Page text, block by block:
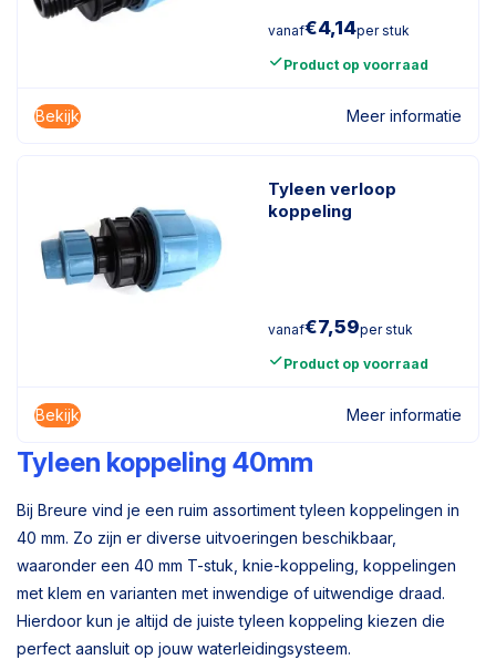
vanaf€4,14per stuk
Product op voorraad
Bekijk Meer informatie
Tyleen verloop
koppeling
vanaf€7,59per stuk
Product op voorraad
Bekijk Meer informatie
Tyleen koppeling 40mm
Bij Breure vind je een ruim assortiment tyleen koppelingen in
40 mm. Zo zijn er diverse uitvoeringen beschikbaar,
waaronder een 40 mm T-stuk, knie-koppeling, koppelingen
met klem en varianten met inwendige of uitwendige draad.
Hierdoor kun je altijd de juiste tyleen koppeling kiezen die
perfect aansluit op jouw waterleidingsysteem.